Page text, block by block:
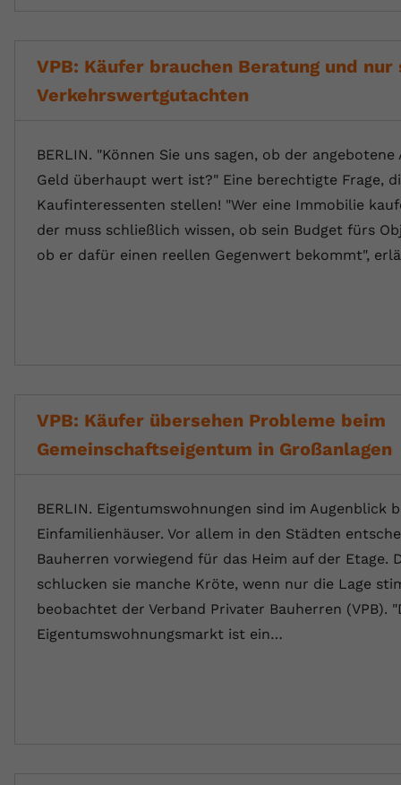
VPB: Käufer brauchen Beratung und
Verkehrswertgutachten
BERLIN. "Können Sie uns sagen, ob der
Geld überhaupt wert ist?" Eine berechtigte Frage,
Kaufinteressenten stellen! "Wer eine Immobilie
der muss schließlich wissen, ob sein Budget fürs
ob er dafür einen reellen Gegenwert bekommt",
VPB: Käufer übersehen Probleme beim
Gemeinschaftseigentum in Großanlagen
BERLIN. Eigentumswohnungen sind im Augenblick
Einfamilienhäuser. Vor allem in den Städten
Bauherren vorwiegend für das Heim auf der Etage.
schlucken sie manche Kröte, wenn nur die Lage
beobachtet der Verband Privater Bauherren (VPB).
Eigentumswohnungsmarkt ist ein…